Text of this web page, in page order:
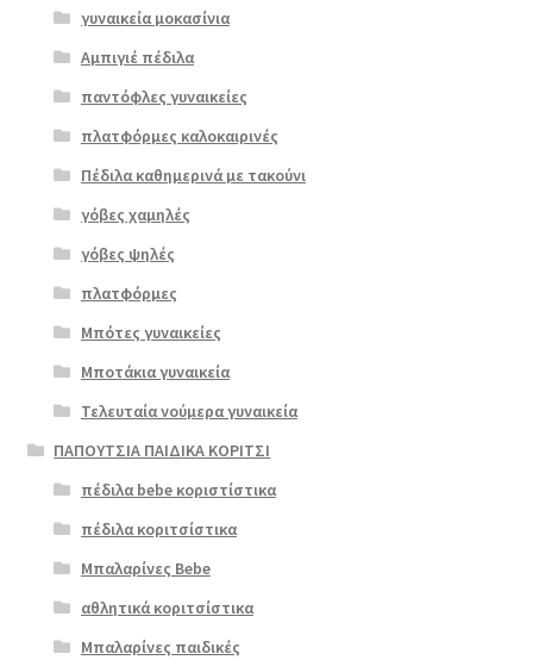
Επιλο
γυναικεία μοκασίνια
Αμπιγιέ πέδιλα
παντόφλες γυναικείες
πλατφόρμες καλοκαιρινές
Πέδιλα καθημερινά με τακούνι
γόβες χαμηλές
γόβες ψηλές
πλατφόρμες
Μπότες γυναικείες
Μποτάκια γυναικεία
Τελευταία νούμερα γυναικεία
ΠΑΠΟΥΤΣΙΑ ΠΑΙΔΙΚΑ ΚΟΡΙΤΣΙ
πέδιλα bebe κοριστίστικα
πέδιλα κοριτσίστικα
Μπαλαρίνες Bebe
αθλητικά κοριτσίστικα
Μπαλαρίνες παιδικές